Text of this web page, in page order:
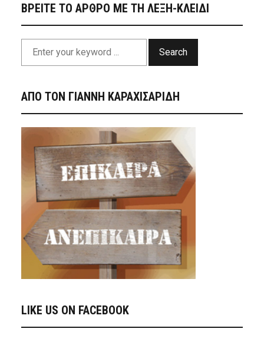
ΒΡΕΙΤΕ ΤΟ ΑΡΘΡΟ ΜΕ ΤΗ ΛΕΞΗ-ΚΛΕΙΔΙ
Search
ΑΠΟ ΤΟΝ ΓΙΑΝΝΗ ΚΑΡΑΧΙΣΑΡΙΔΗ
LIKE US ON FACEBOOK